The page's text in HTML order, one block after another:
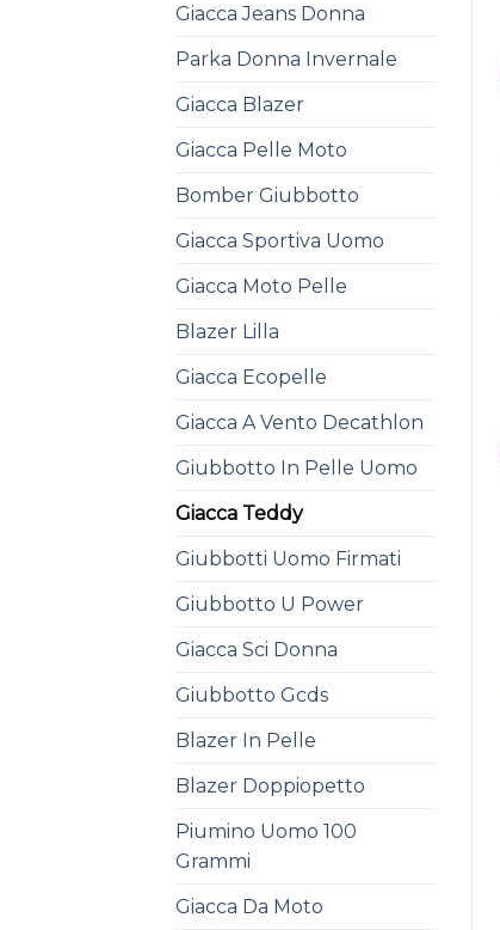
Giacca Jeans Donna
Parka Donna Invernale
Giacca Blazer
Giacca Pelle Moto
Bomber Giubbotto
Giacca Sportiva Uomo
Giacca Moto Pelle
Blazer Lilla
Giacca Ecopelle
Giacca A Vento Decathlon
Giubbotto In Pelle Uomo
Giacca Teddy
Giubbotti Uomo Firmati
Giubbotto U Power
Giacca Sci Donna
Giubbotto Gcds
Blazer In Pelle
Blazer Doppiopetto
Piumino Uomo 100
Grammi
Giacca Da Moto